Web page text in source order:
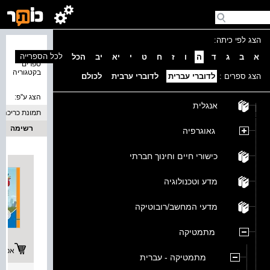
הצג לפי כיתה:
א
ב ג ד ה ו ז ח ט י יא יב הכל
הצג ספרים : לדוברי עברית לדוברי ערבית לכולם
אנגלית
גאוגרפיה
כישורי חיים וחינוך חברתי
מדע וטכנולוגיה
מדעי המחשב/רובוטיקה
מתמטיקה
מתמטיקה - עברית
ספרים
בקטגוריה
לכל הספרייה
הצג ע''פ:
תמונת כריכה
רשימה